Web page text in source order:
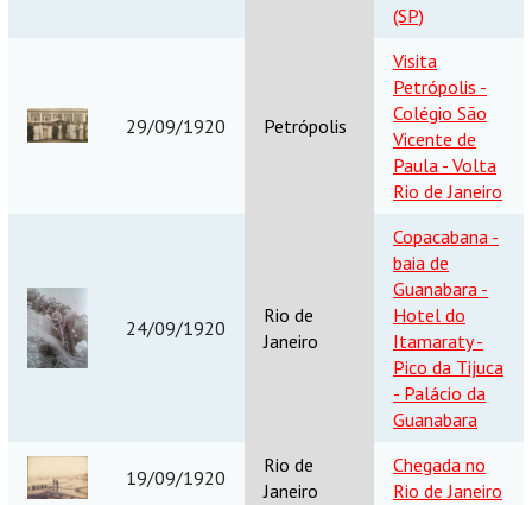
(SP)
29/09/1920 Petrópolis
Visita
Petrópolis -
Colégio São
Vicente de
Paula - Volta
Rio de Janeiro
24/09/1920
Rio de
Janeiro
Copacabana -
baia de
Guanabara -
Hotel do
Itamaraty -
Pico da Tijuca
- Palácio da
Guanabara
19/09/1920
Rio de
Janeiro
Chegada no
Rio de Janeiro